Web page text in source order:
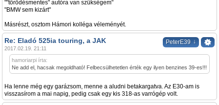
""törődésmentes" autóra van szükségem"
"BMW sem kizárt"
Másrészt, osztom Hámori kolléga véleményét.
PeterE39 ↓
Re: Eladó 525ia touring, a JAK
2017.02.19. 21:11
hamoriarpi írta:
Ne add el, hacsak megoldható! Felbecsülhetetlen érték egy ilyen benzines 39-es!!!
Ha lenne még egy garázsom, menne a aludni betakargatva. Az E30-am is
visszasírom a mai napig, pedig csak egy kis 318-as varrógép volt.